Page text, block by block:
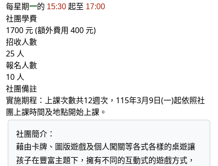
每星期一的 15:30 起至 17:00
社團學費
1700 元 (額外費用 400 元)
招收人數
25 人
報名人數
10 人
社團備註
實施期程：上課次數共12週次，115年3月9日(一)起依照社
團上課時間及地點開始上課。
社團簡介：
藉由卡牌、圖版遊戲及個人闖關等各式各樣的桌遊讓
孩子在豐富主題下，擁有不同的互動式的遊戲方式，